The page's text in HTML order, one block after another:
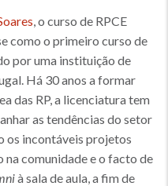
, o curso de RPCE
como o primeiro curso de
por uma instituição de
Há 30 anos a formar
das RP, a licenciatura tem
as tendências do setor
os incontáveis projetos
comunidade e o facto de
à sala de aula, a fim de